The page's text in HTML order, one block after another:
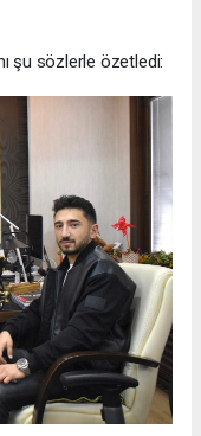
şu sözlerle özetledi: